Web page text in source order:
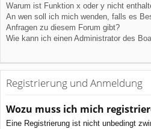
Warum ist Funktion x oder y nicht
An wen soll ich mich wenden, falls es
Anfragen zu diesem Forum gibt?
Wie kann ich einen Administrator des
Registrierung und Anmeldung
Wozu muss ich mich
Eine Registrierung ist nicht unbedingt